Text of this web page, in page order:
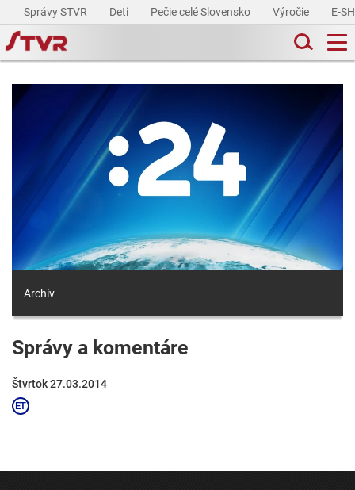
Správy STVR Deti Pečie celé Slovensko Výročie E-
Archív
Správy a komentáre
Štvrtok 27.03.2014